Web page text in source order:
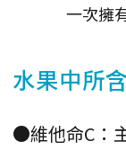
一次擁
水果中所
●維他命C：